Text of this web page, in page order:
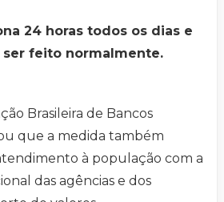
24 horas todos os dias e
feito normalmente.
Brasileira de Bancos
que a medida também
à população com a
das agências e dos